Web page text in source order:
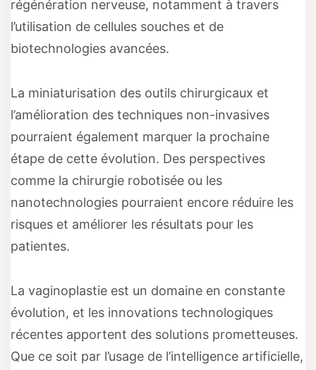
régénération nerveuse, notamment à travers
l’utilisation de cellules souches et de
biotechnologies avancées.
La miniaturisation des outils chirurgicaux et
l’amélioration des techniques non-invasives
pourraient également marquer la prochaine
étape de cette évolution. Des perspectives
comme la chirurgie robotisée ou les
nanotechnologies pourraient encore réduire les
risques et améliorer les résultats pour les
patientes.
La vaginoplastie est un domaine en constante
évolution, et les innovations technologiques
récentes apportent des solutions prometteuses.
Que ce soit par l’usage de l’intelligence artificielle,